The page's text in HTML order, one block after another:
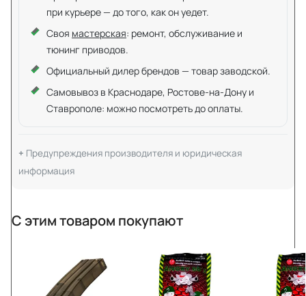
при курьере — до того, как он уедет.
Своя мастерская: ремонт, обслуживание и
тюнинг приводов.
Официальный дилер брендов — товар заводской.
Самовывоз в Краснодаре, Ростове-на-Дону и
Ставрополе: можно посмотреть до оплаты.
Предупреждения производителя и юридическая
информация
С этим товаром покупают